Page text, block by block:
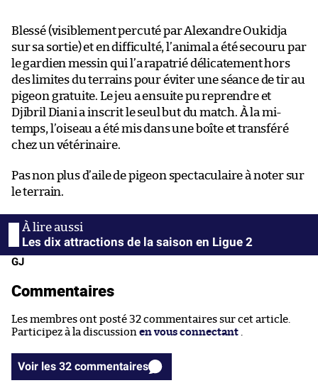
Blessé (visiblement percuté par Alexandre Oukidja
sur sa sortie) et en difficulté, l’animal a été secouru par
le gardien messin qui l’a rapatrié délicatement hors
des limites du terrains pour éviter une séance de tir au
pigeon gratuite. Le jeu a ensuite pu reprendre et
Djibril Diani a inscrit le seul but du match. À la mi-
temps, l’oiseau a été mis dans une boîte et transféré
chez un vétérinaire.
Pas non plus d’aile de pigeon spectaculaire à noter sur
le terrain.
Les dix attractions de la saison en Ligue 2
GJ
Commentaires
Les membres ont posté 32 commentaires sur cet article.
Participez à la discussion en vous connectant
Voir les 32 commentaires